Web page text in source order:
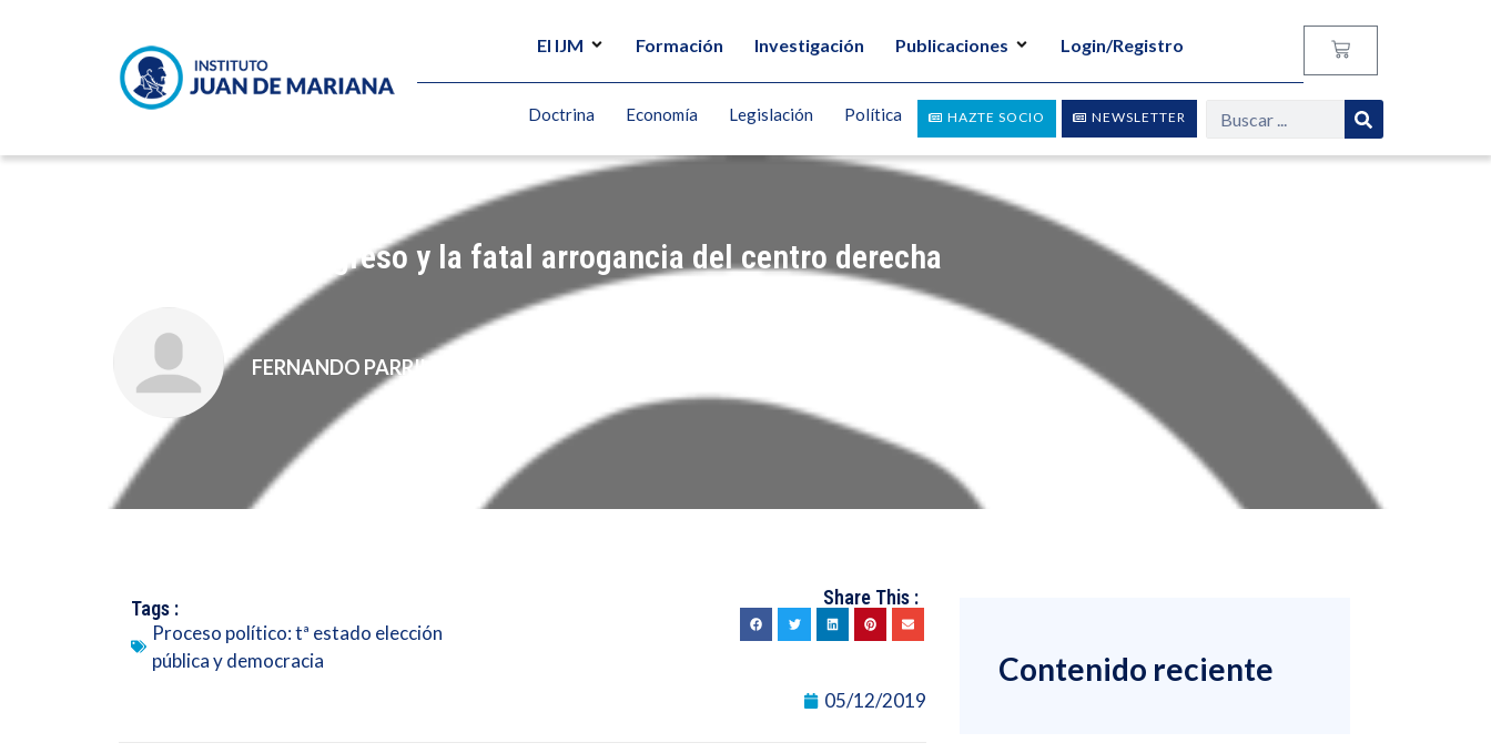
El IJM Formación Investigación Publicaciones Login/Registro
NEWSLETTER
HAZTE SOCIO
Doctrina Economía Legislación Política
La Mesa del Congreso y la fatal arrogancia del centro derecha
FERNANDO PARRILLA
Tags :
Proceso político: tª estado elección
pública y democracia
Share This :
05/12/2019
Contenido reciente